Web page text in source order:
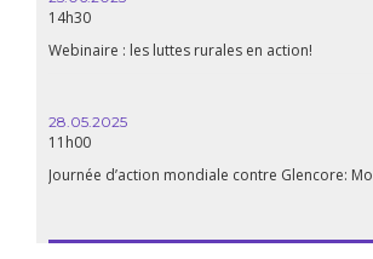
14h30
Webinaire : les luttes rurales en action!
28.05.2025
11h00
Journée d’action mondiale contre Glencore: